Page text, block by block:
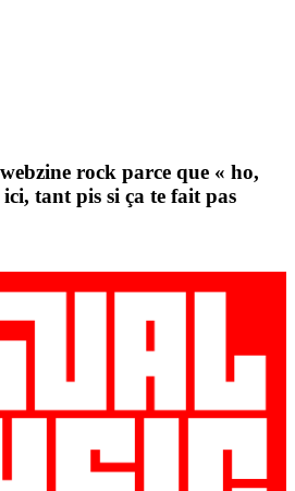
rock parce que « ho,
tant pis si ça te fait pas